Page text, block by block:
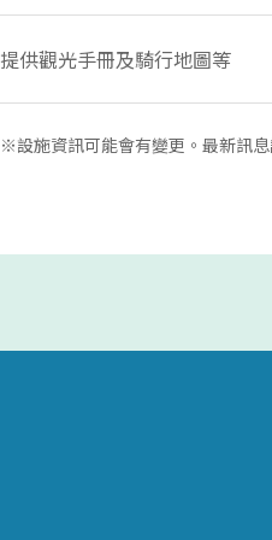
提供觀光手冊及騎行地圖等
※設施資訊可能會有變更。最新訊息